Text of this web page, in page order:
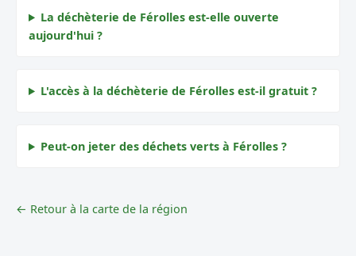
La déchèterie de Férolles est-elle ouverte
aujourd'hui ?
L'accès à la déchèterie de Férolles est-il gratuit ?
Peut-on jeter des déchets verts à Férolles ?
← Retour à la carte de la région